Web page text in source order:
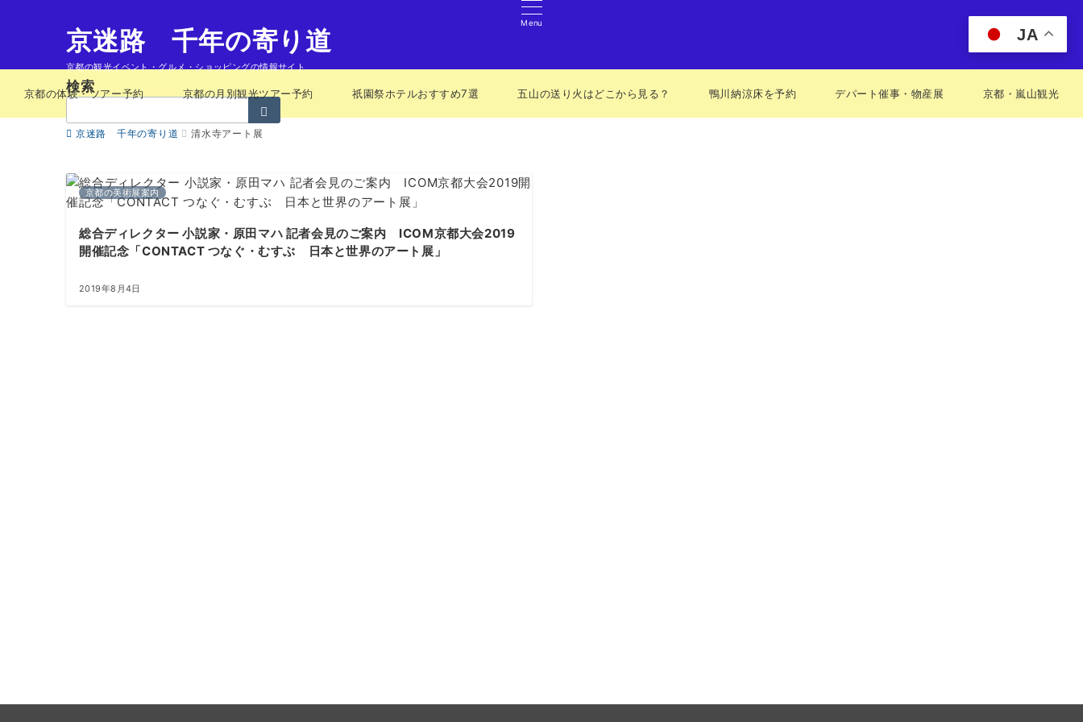
Menu
京迷路 千年の寄り道
京都の観光イベント・グルメ・ショッピングの情報サイト
検索
索：
京都の体験・ツアー予約 京都の月別観光ツアー予約 祇園祭ホテルおすすめ7選 五山の送り火はどこから見る？ 鴨川納涼床を予約 デパート催事・物産展 京都・嵐山観光
京迷路 千年の寄り道 清水寺アート展
京都の美術展案内
総合ディレクター 小説家・原田マハ 記者会見のご案内 ICOM京都大会2019
開催記念「CONTACT つなぐ・むすぶ 日本と世界のアート展」
2019年8月4日
JA